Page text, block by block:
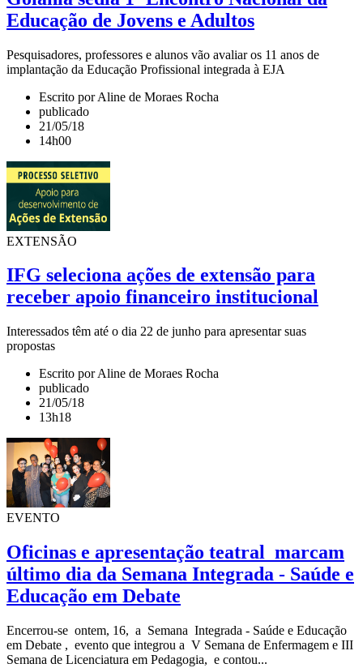
Educação de Jovens e Adultos
Pesquisadores, professores e alunos vão avaliar os 11 anos de
implantação da Educação Profissional integrada à EJA
Escrito por Aline de Moraes Rocha
publicado
21/05/18
14h00
EXTENSÃO
IFG seleciona ações de extensão para
receber apoio financeiro institucional
Interessados têm até o dia 22 de junho para apresentar suas
propostas
Escrito por Aline de Moraes Rocha
publicado
21/05/18
13h18
EVENTO
Oficinas e apresentação teatral marcam
último dia da Semana Integrada - Saúde e
Educação em Debate
Encerrou-se ontem, 16, a Semana Integrada - Saúde e Educação
em Debate , evento que integrou a V Semana de Enfermagem e III
Semana de Licenciatura em Pedagogia, e contou...